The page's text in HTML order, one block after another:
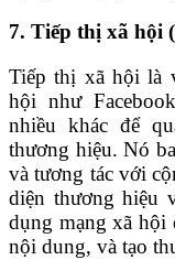
7. Tiếp thị xã hội
Tiếp thị xã hội là
hội như
nhiều khác để
thương hiệu. Nó
và tương tác với
diện thương hiệu
dụng mạng xã hội
nội dung, và tạo